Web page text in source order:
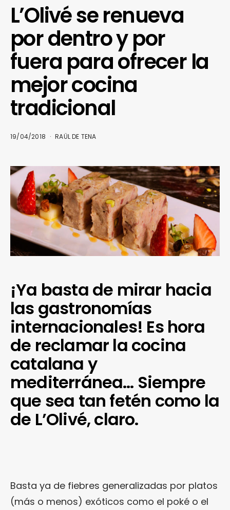
L’Olivé se renueva
por dentro y por
fuera para ofrecer la
mejor cocina
tradicional
19/04/2018 RAÜL DE TENA
¡Ya basta de mirar hacia
las gastronomías
internacionales! Es hora
de reclamar la cocina
catalana y
mediterránea… Siempre
que sea tan fetén como la
de L’Olivé, claro.
Basta ya de fiebres generalizadas por platos
(más o menos) exóticos como el poké o el